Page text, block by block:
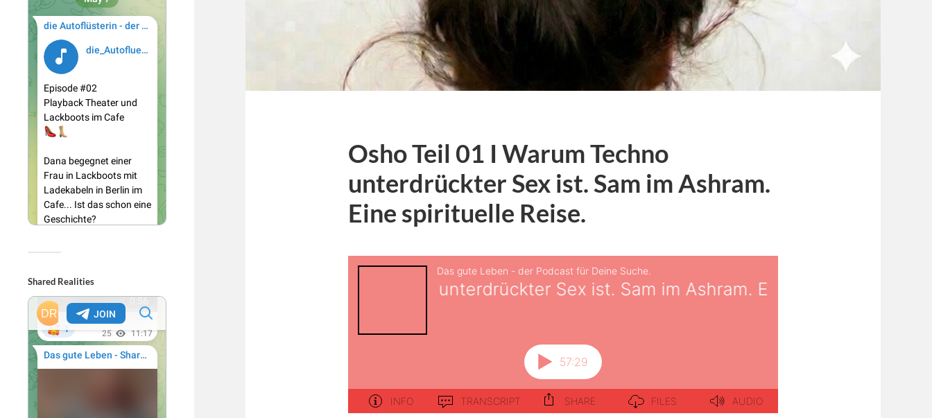
Shared Realities
Osho Teil 01 I Warum Techno
unterdrückter Sex ist. Sam im Ashram.
Eine spirituelle Reise.